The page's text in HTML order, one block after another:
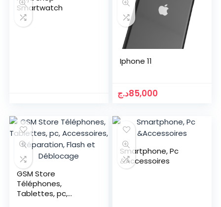
Smartwatch
Iphone 11
85,000د.ج
GSM Store
Téléphones,
Tablettes, pc,
Smartphone, Pc
&Accessoires